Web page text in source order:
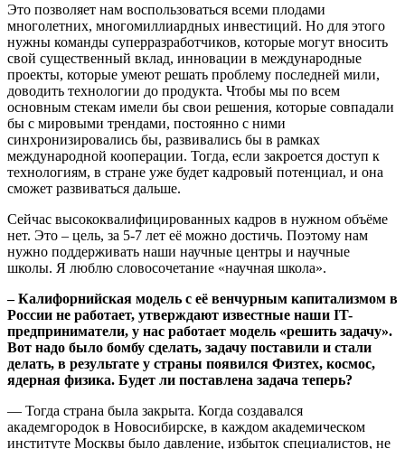
Это позволяет нам воспользоваться всеми плодами
многолетних, многомиллиардных инвестиций. Но для этого
нужны команды суперразработчиков, которые могут вносить
свой существенный вклад, инновации в международные
проекты, которые умеют решать проблему последней мили,
доводить технологии до продукта. Чтобы мы по всем
основным стекам имели бы свои решения, которые совпадали
бы с мировыми трендами, постоянно с ними
синхронизировались бы, развивались бы в рамках
международной кооперации. Тогда, если закроется доступ к
технологиям, в стране уже будет кадровый потенциал, и она
сможет развиваться дальше.
Сейчас высококвалифицированных кадров в нужном объёме
нет. Это – цель, за 5-7 лет её можно достичь. Поэтому нам
нужно поддерживать наши научные центры и научные
школы. Я люблю словосочетание «научная школа».
– Калифорнийская модель с её венчурным капитализмом в
России не работает, утверждают известные наши IT-
предприниматели, у нас работает модель «решить задачу».
Вот надо было бомбу сделать, задачу поставили и стали
делать, в результате у страны появился Физтех, космос,
ядерная физика. Будет ли поставлена задача теперь?
— Тогда страна была закрыта. Когда создавался
академгородок в Новосибирске, в каждом академическом
институте Москвы было давление, избыток специалистов, не